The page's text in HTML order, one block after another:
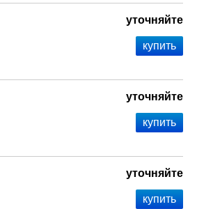
уточняйте
уточняйте
уточняйте